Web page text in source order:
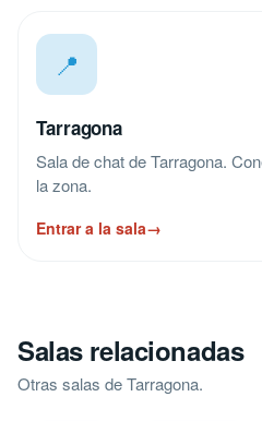
📍
Tarragona
Sala de chat de Tarragona.
la zona.
Entrar a la sala→
Salas relacionadas
Otras salas de Tarragona.